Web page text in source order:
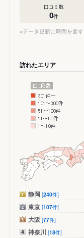
口コミ数
0件
※データ更新に時間を要す
訪れたエリア
静岡 [240件]
東京 [107件]
大阪 [77件]
神奈川 [18件]